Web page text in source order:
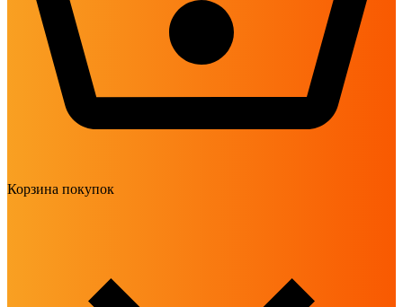
Корзина покупок